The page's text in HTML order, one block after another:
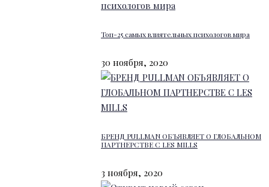
Топ-25 самых влиятельных психологов мира
30 ноября, 2020
БРЕНД PULLMAN ОБЪЯВЛЯЕТ О ГЛОБАЛЬНОМ
ПАРТНЕРСТВЕ С LES MILLS
3 ноября, 2020